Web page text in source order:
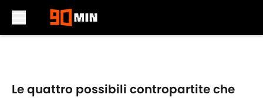
Le quattro possibili contropartite che